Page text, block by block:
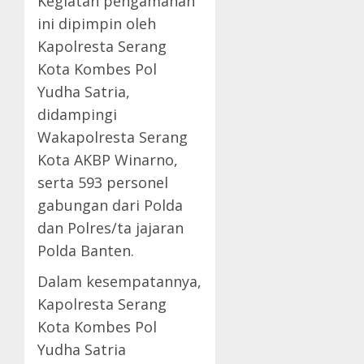
ini dipimpin oleh
Kapolresta Serang
Kota Kombes Pol
Yudha Satria,
didampingi
Wakapolresta Serang
Kota AKBP Winarno,
serta 593 personel
gabungan dari Polda
dan Polres/ta jajaran
Polda Banten.
Dalam kesempatannya,
Kapolresta Serang
Kota Kombes Pol
Yudha Satria